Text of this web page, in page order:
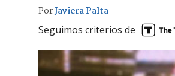
PorJaviera Palta
Seguimos criterios de